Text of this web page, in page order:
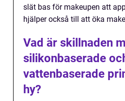
slät bas för makeupen att
hjälper också till att öka
Vad är skillnaden
silikonbaserade
vattenbaserade
hy?